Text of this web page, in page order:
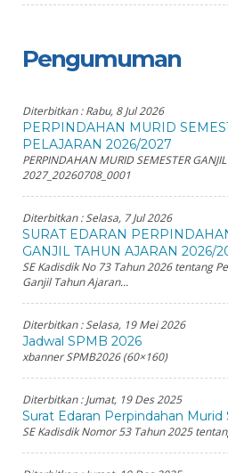
Pengumuman
Diterbitkan :Rabu, 8 Jul 2026
PERPINDAHAN MURID
PELAJARAN 2026/2027
PERPINDAHAN MURID SEMESTER
2027_20260708_0001
Diterbitkan :Selasa, 7 Jul 2026
SURAT EDARAN
GANJIL TAHUN AJARAN 2026/
SE Kadisdik No 73 Tahun 2026 tentang
Ganjil Tahun Ajaran...
Diterbitkan :Selasa, 19 Mei 2026
Jadwal SPMB 2026
xbanner SPMB2026 (60×160)
Diterbitkan :Jumat, 19 Des 2025
Surat Edaran Perpindahan
SE Kadisdik Nomor 53 Tahun 2025